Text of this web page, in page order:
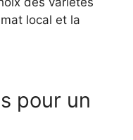
local et la
pour un